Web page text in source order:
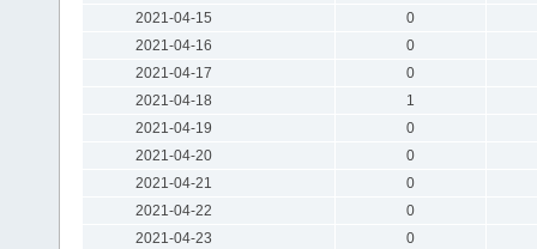
2021-04-15
0
2021-04-16
0
2021-04-17
0
2021-04-18
1
2021-04-19
0
2021-04-20
0
2021-04-21
0
2021-04-22
0
2021-04-23
0